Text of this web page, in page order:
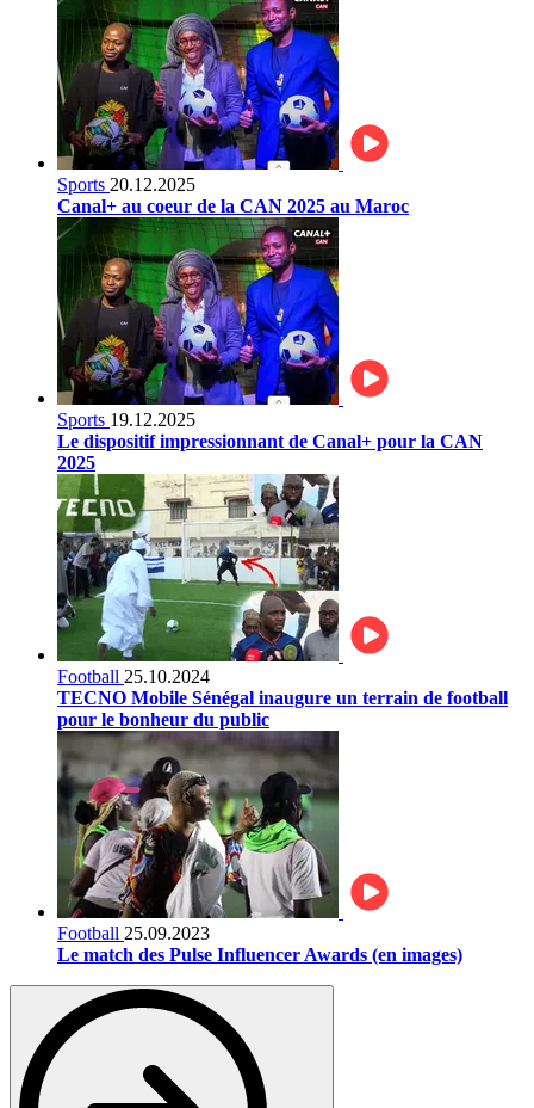
Sports 20.12.2025
Canal+ au coeur de la CAN 2025 au Maroc
Sports 19.12.2025
Le dispositif impressionnant de Canal+ pour la CAN
2025
Football 25.10.2024
TECNO Mobile Sénégal inaugure un terrain de football
pour le bonheur du public
Football 25.09.2023
Le match des Pulse Influencer Awards (en images)